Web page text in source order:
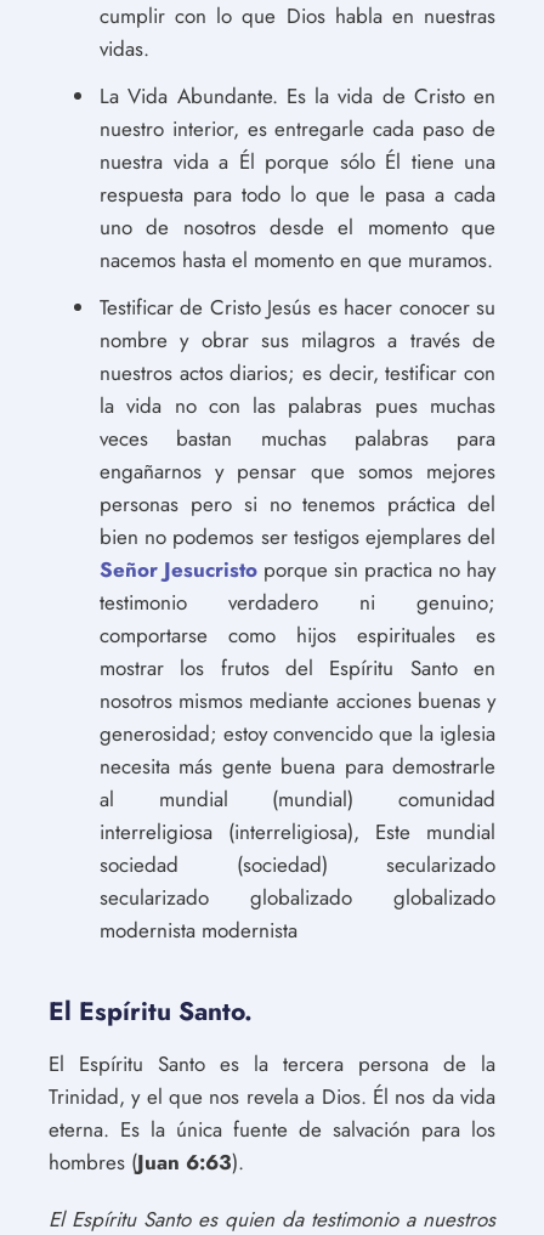
cumplir con lo que Dios habla en nuestras
vidas.
La Vida Abundante. Es la vida de Cristo en
nuestro interior, es entregarle cada paso de
nuestra vida a Él porque sólo Él tiene una
respuesta para todo lo que le pasa a cada
uno de nosotros desde el momento que
nacemos hasta el momento en que muramos.
Testificar de Cristo Jesús es hacer conocer su
nombre y obrar sus milagros a través de
nuestros actos diarios; es decir, testificar con
la vida no con las palabras pues muchas
veces bastan muchas palabras para
engañarnos y pensar que somos mejores
personas pero si no tenemos práctica del
bien no podemos ser testigos ejemplares del
Señor Jesucristo porque sin practica no hay
testimonio verdadero ni genuino;
comportarse como hijos espirituales es
mostrar los frutos del Espíritu Santo en
nosotros mismos mediante acciones buenas y
generosidad; estoy convencido que la iglesia
necesita más gente buena para demostrarle
al mundial (mundial) comunidad
interreligiosa (interreligiosa), Este mundial
sociedad (sociedad) secularizado
secularizado globalizado globalizado
modernista modernista
El Espíritu Santo.
El Espíritu Santo es la tercera persona de la
Trinidad, y el que nos revela a Dios. Él nos da vida
eterna. Es la única fuente de salvación para los
hombres (Juan 6:63).
El Espíritu Santo es quien da testimonio a nuestros